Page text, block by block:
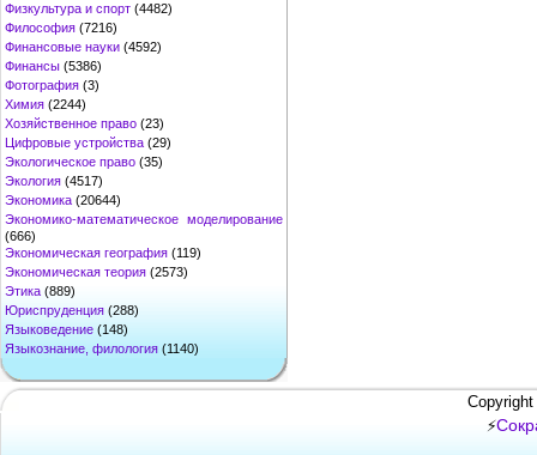
Физкультура и спорт (4482)
Философия (7216)
Финансовые науки (4592)
Финансы (5386)
Фотография (3)
Химия (2244)
Хозяйственное право (23)
Цифровые устройства (29)
Экологическое право (35)
Экология (4517)
Экономика (20644)
Экономико-математическое моделирование
(666)
Экономическая география (119)
Экономическая теория (2573)
Этика (889)
Юриспруденция (288)
Языковедение (148)
Языкознание, филология (1140)
⚡